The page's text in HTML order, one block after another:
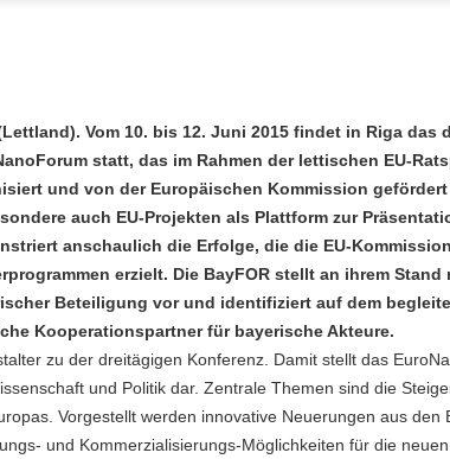
Vom 10. bis 12. Juni 2015 findet in Riga das
statt, das im Rahmen der lettischen EU-
und von der Europäischen Kommission
auch EU-Projekten als Plattform zur
anschaulich die Erfolge, die die EU-
erzielt. Die BayFOR stellt an ihrem Stand
Beteiligung vor und identifiziert auf dem
Kooperationspartner für bayerische Akteure.
zu der dreitägigen Konferenz. Damit stellt das
und Politik dar. Zentrale Themen sind die
Vorgestellt werden innovative Neuerungen aus den
und Kommerzialisierungs-Möglichkeiten für die neuen